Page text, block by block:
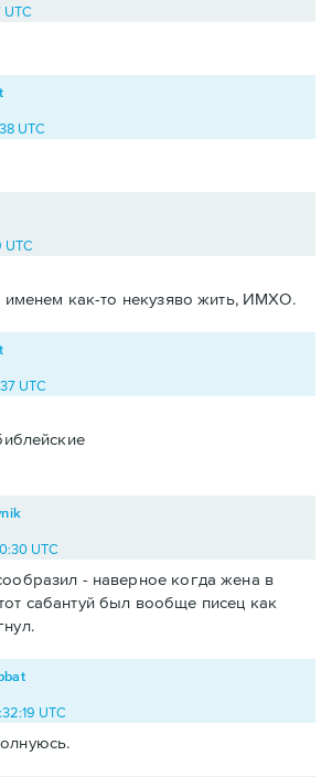
UTC
UTC
UTC
именем как-то некузяво жить, ИМХО.
UTC
UTC
- наверное когда жена в
сабантуй был вообще писец как
UTC